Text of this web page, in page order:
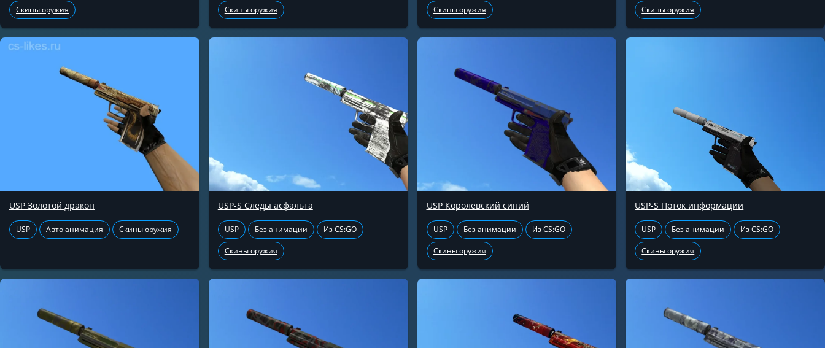
Скины оружия Скины оружия Скины оружия Скины оружия
USP Золотой дракон
USP Авто анимация Скины оружия
USP-S Следы асфальта
USP Без анимации Из CS:GO
Скины оружия
USP Королевский синий
USP Без анимации Из CS:GO
Скины оружия
USP-S Поток информации
USP Без анимации Из CS:GO
Скины оружия